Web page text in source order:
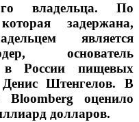
владельца. По
задержана,
является
основатель
России пищевых
Штенгелов. В
Bloomberg оценило
долларов.